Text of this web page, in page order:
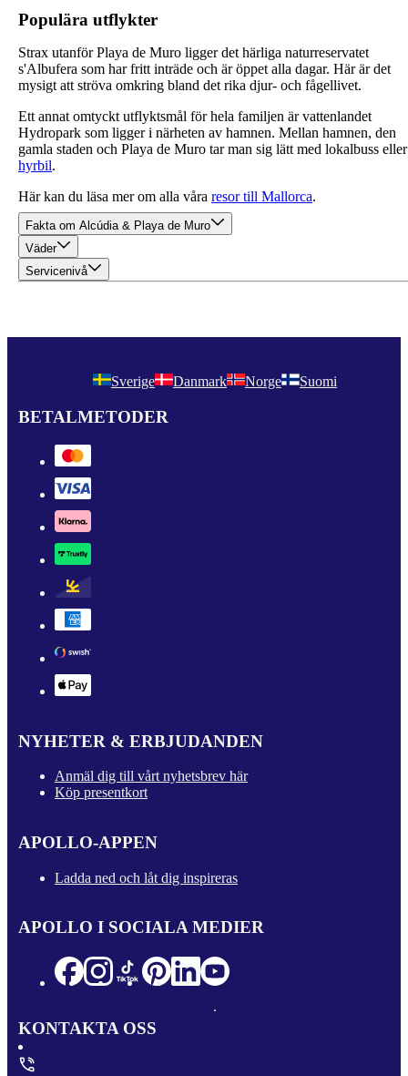
Populära utflykter
Strax utanför Playa de Muro ligger det härliga naturreservatet
s'Albufera som har fritt inträde och är öppet alla dagar. Här är det
mysigt att ströva omkring bland det rika djur- och fågellivet.
Ett annat omtyckt utflyktsmål för hela familjen är vattenlandet
Hydropark som ligger i närheten av hamnen. Mellan hamnen, den
gamla staden och Playa de Muro tar man sig lätt med lokalbuss eller
hyrbil.
Här kan du läsa mer om alla våra resor till Mallorca.
Fakta om Alcúdia & Playa de Muro
Väder
Servicenivå
Sverige Danmark Norge Suomi
BETALMETODER
NYHETER & ERBJUDANDEN
Anmäl dig till vårt nyhetsbrev här
Köp presentkort
APOLLO-APPEN
Ladda ned och låt dig inspireras
APOLLO I SOCIALA MEDIER
KONTAKTA OSS